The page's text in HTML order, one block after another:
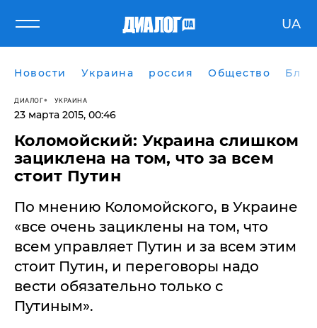
UA
Новости Украина россия Общество
ДИАЛОГ УКРАИНА
23 марта 2015, 00:46
Коломойский: Украина слишком
зациклена на том, что за всем
стоит Путин
По мнению Коломойского, в Украине
«все очень зациклены на том, что
всем управляет Путин и за всем этим
стоит Путин, и переговоры надо
вести обязательно только с
Путиным».